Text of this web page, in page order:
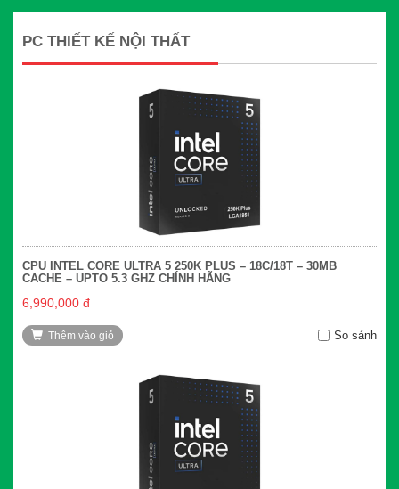
PC THIẾT KẾ NỘI THẤT
CPU INTEL CORE ULTRA 5 250K PLUS – 18C/18T – 30MB
CACHE – UPTO 5.3 GHZ CHÍNH HÃNG
6,990,000 đ
Thêm vào giỏ So sánh